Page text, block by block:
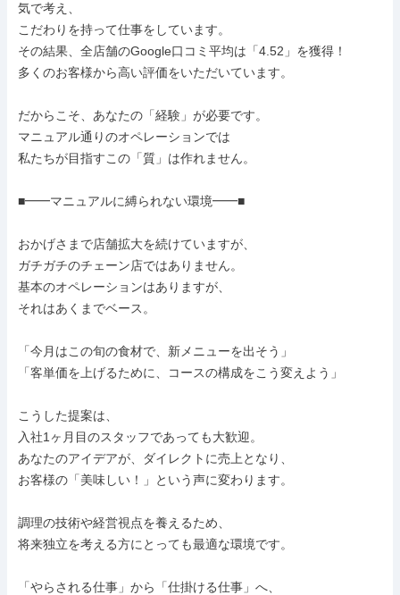
気で考え、
こだわりを持って仕事をしています。
その結果、全店舗のGoogle口コミ平均は「4.52」を獲得！
多くのお客様から高い評価をいただいています。
だからこそ、あなたの「経験」が必要です。
マニュアル通りのオペレーションでは
私たちが目指すこの「質」は作れません。
■━━マニュアルに縛られない環境━━■
おかげさまで店舗拡大を続けていますが、
ガチガチのチェーン店ではありません。
基本のオペレーションはありますが、
それはあくまでベース。
「今月はこの旬の食材で、新メニューを出そう」
「客単価を上げるために、コースの構成をこう変えよう」
こうした提案は、
入社1ヶ月目のスタッフであっても大歓迎。
あなたのアイデアが、ダイレクトに売上となり、
お客様の「美味しい！」という声に変わります。
調理の技術や経営視点を養えるため、
将来独立を考える方にとっても最適な環境です。
「やらされる仕事」から「仕掛ける仕事」へ、